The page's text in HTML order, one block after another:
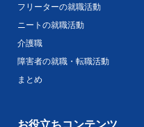
フリーターの就職活動
ニートの就職活動
介護職
障害者の就職・転職活動
まとめ